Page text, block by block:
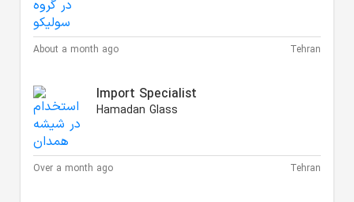
About a month ago Tehran
Import Specialist
Hamadan Glass
Over a month ago Tehran